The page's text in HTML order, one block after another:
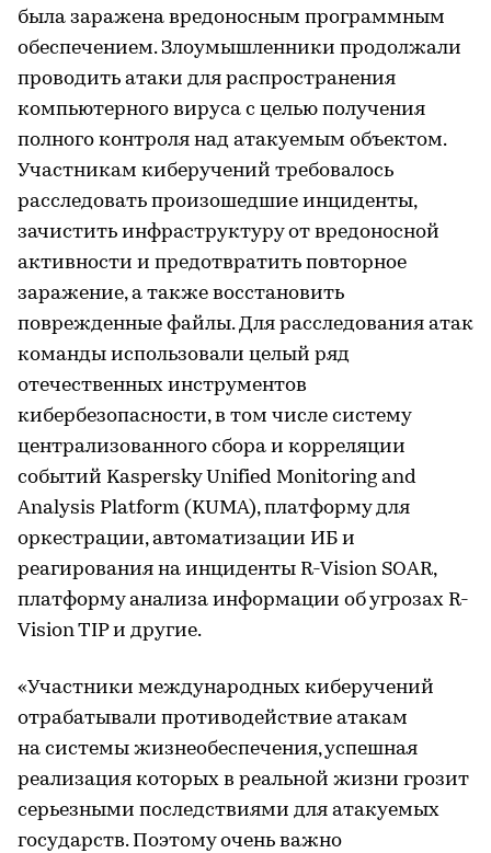
была заражена вредоносным программным
обеспечением. Злоумышленники продолжали
проводить атаки для распространения
компьютерного вируса с целью получения
полного контроля над атакуемым объектом.
Участникам киберучений требовалось
расследовать произошедшие инциденты,
зачистить инфраструктуру от вредоносной
активности и предотвратить повторное
заражение, а также восстановить
поврежденные файлы. Для расследования атак
команды использовали целый ряд
отечественных инструментов
кибербезопасности, в том числе систему
централизованного сбора и корреляции
событий Kaspersky Unified Monitoring and
Analysis Platform (KUMA), платформу для
оркестрации, автоматизации ИБ и
реагирования на инциденты R-Vision SOAR,
платформу анализа информации об угрозах R-
Vision TIP и другие.
«Участники международных киберучений
отрабатывали противодействие атакам
на системы жизнеобеспечения, успешная
реализация которых в реальной жизни грозит
серьезными последствиями для атакуемых
государств. Поэтому очень важно